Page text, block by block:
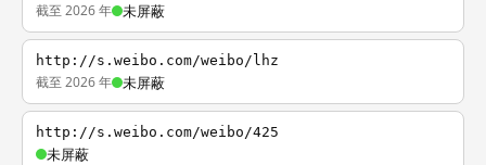
截至 2026 年 未屏蔽
http://s.weibo.com/weibo/lhz
截至 2026 年 未屏蔽
http://s.weibo.com/weibo/425
未屏蔽